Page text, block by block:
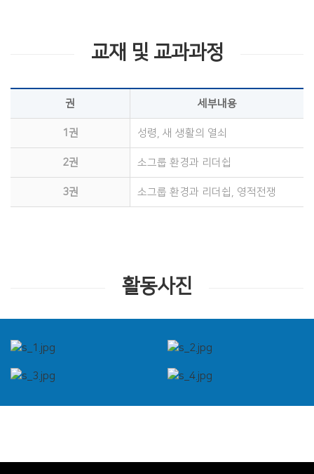
교재 및 교과과정
권 세부내용
1권 성령, 새 생활의 열쇠
2권 소그룹 환경과 리더쉽
3권 소그룹 환경과 리더쉽, 영적전쟁
활동사진